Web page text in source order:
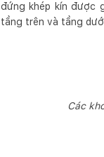
đứng khép kín được
tầng trên và tầng
Các